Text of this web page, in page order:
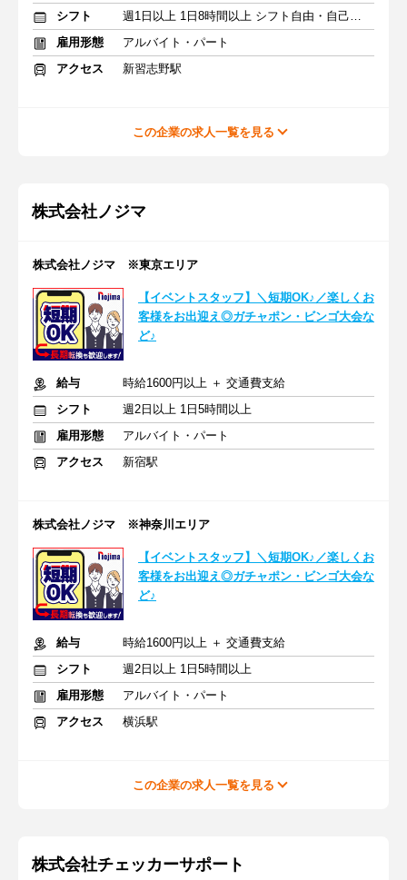
シフト
週1日以上 1日8時間以上 シフト自由・自己申告
雇用形態
アルバイト・パート
アクセス
新習志野駅
この企業の求人一覧を見る
株式会社ノジマ
株式会社ノジマ ※東京エリア
【イベントスタッフ】＼短期OK♪／楽しくお
客様をお出迎え◎ガチャポン・ビンゴ大会な
ど♪
給与
時給1600円以上 ＋ 交通費支給
シフト
週2日以上 1日5時間以上
雇用形態
アルバイト・パート
アクセス
新宿駅
株式会社ノジマ ※神奈川エリア
【イベントスタッフ】＼短期OK♪／楽しくお
客様をお出迎え◎ガチャポン・ビンゴ大会な
ど♪
給与
時給1600円以上 ＋ 交通費支給
シフト
週2日以上 1日5時間以上
雇用形態
アルバイト・パート
アクセス
横浜駅
この企業の求人一覧を見る
株式会社チェッカーサポート